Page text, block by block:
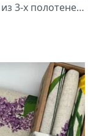
Комплект из 3-х полотенец 45*60 "Мелодия цветов-3"